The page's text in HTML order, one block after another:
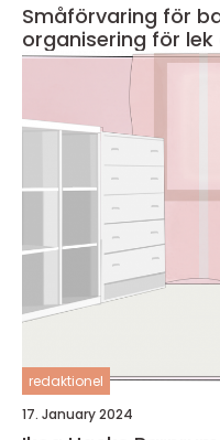
Småförvaring för
organisering för lek
redaktionel
17. January 2024